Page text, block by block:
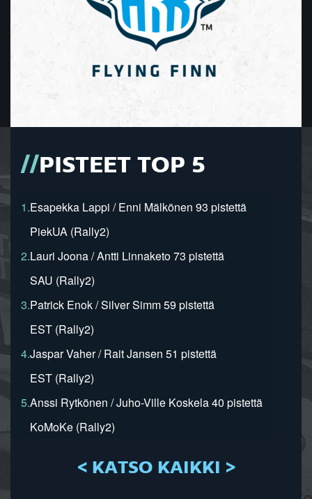
PISTEET TOP 5
1.Esapekka Lappi / Enni Mälkönen 93 pistettä
PiekUA (Rally2)
2.Lauri Joona / Antti Linnaketo 73 pistettä
SAU (Rally2)
3.Patrick Enok / Silver Simm 59 pistettä
EST (Rally2)
4.Jaspar Vaher / Rait Jansen 51 pistettä
EST (Rally2)
5.Anssi Rytkönen / Juho-Ville Koskela 40 pistettä
KoMoKe (Rally2)
< KATSO KAIKKI >